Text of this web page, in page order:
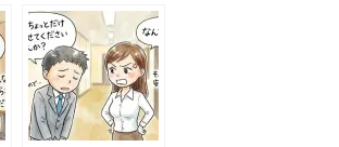
ぱり「イケメンに
限る」？